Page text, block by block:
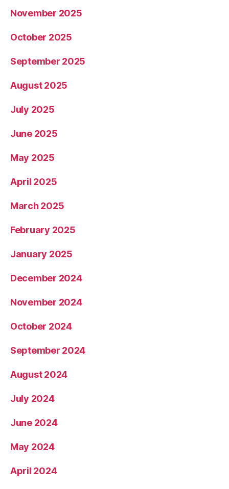
November 2025
October 2025
September 2025
August 2025
July 2025
June 2025
May 2025
April 2025
March 2025
February 2025
January 2025
December 2024
November 2024
October 2024
September 2024
August 2024
July 2024
June 2024
May 2024
April 2024